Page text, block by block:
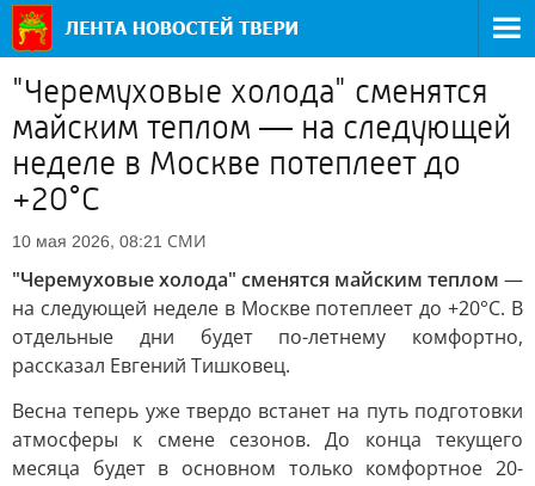
"Черемуховые холода" сменятся
майским теплом — на следующей
неделе в Москве потеплеет до
+20°С
10 мая 2026, 08:21 СМИ
"Черемуховые холода" сменятся майским теплом —
на следующей неделе в Москве потеплеет до +20°С. В
отдельные дни будет по-летнему комфортно,
рассказал Евгений Тишковец.
Весна теперь уже твердо встанет на путь подготовки
атмосферы к смене сезонов. До конца текущего
месяца будет в основном только комфортное 20-